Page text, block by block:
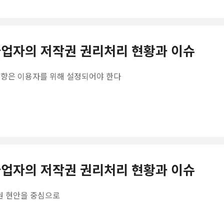
의 저작권 권리처리 현황과 이슈
은 이용자를 위해 설정되어야 한다
의 저작권 권리처리 현황과 이슈
현안을 중심으로